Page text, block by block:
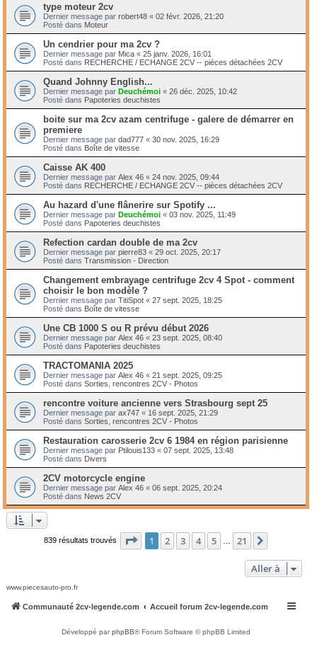
type moteur 2cv
Dernier message par robert48 « 02 févr. 2026, 21:20
Posté dans Moteur
Un cendrier pour ma 2cv ?
Dernier message par Mica « 25 janv. 2026, 16:01
Posté dans RECHERCHE / ECHANGE 2CV -- pièces détachées 2CV
Quand Johnny English...
Dernier message par Deuchémoi « 26 déc. 2025, 10:42
Posté dans Papoteries deuchistes
boite sur ma 2cv azam centrifuge - galere de démarrer en
premiere
Dernier message par dad777 « 30 nov. 2025, 16:29
Posté dans Boîte de vitesse
Caisse AK 400
Dernier message par Alex 46 « 24 nov. 2025, 09:44
Posté dans RECHERCHE / ECHANGE 2CV -- pièces détachées 2CV
Au hazard d'une flânerire sur Spotify ...
Dernier message par Deuchémoi « 03 nov. 2025, 11:49
Posté dans Papoteries deuchistes
Refection cardan double de ma 2cv
Dernier message par pierre83 « 29 oct. 2025, 20:17
Posté dans Transmission - Direction
Changement embrayage centrifuge 2cv 4 Spot - comment
choisir le bon modèle ?
Dernier message par TitiSpot « 27 sept. 2025, 18:25
Posté dans Boîte de vitesse
Une CB 1000 S ou R prévu début 2026
Dernier message par Alex 46 « 23 sept. 2025, 08:40
Posté dans Papoteries deuchistes
TRACTOMANIA 2025
Dernier message par Alex 46 « 21 sept. 2025, 09:25
Posté dans Sorties, rencontres 2CV - Photos
rencontre voiture ancienne vers Strasbourg sept 25
Dernier message par ax747 « 16 sept. 2025, 21:29
Posté dans Sorties, rencontres 2CV - Photos
Restauration carosserie 2cv 6 1984 en région parisienne
Dernier message par Ptilouis133 « 07 sept. 2025, 13:48
Posté dans Divers
2CV motorcycle engine
Dernier message par Alex 46 « 06 sept. 2025, 20:24
Posté dans News 2CV
839 résultats trouvés Page 1sur21
1 2 3 4 5 21
Aller à
www.piecesauto-pro.fr
Communauté 2cv-legende.com Accueil forum 2cv-legende.com
Développé parphpBB® Forum Software © phpBB Limited